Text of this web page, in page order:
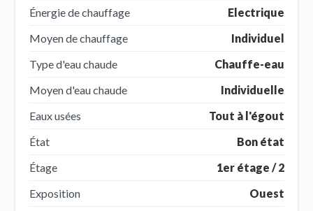
Énergie de chauffage
Electrique
Moyen de chauffage
Individuel
Type d'eau chaude
Chauffe-eau
Moyen d'eau chaude
Individuelle
Eaux usées
Tout à l'égout
État
Bon état
Étage
1er étage / 2
Exposition
Ouest